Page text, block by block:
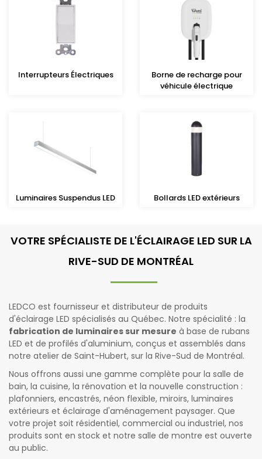
Interrupteurs Électriques
Borne de recharge pour
véhicule électrique
Luminaires Suspendus LED Bollards LED extérieurs
VOTRE SPÉCIALISTE DE L'ÉCLAIRAGE LED SUR LA
RIVE-SUD DE MONTRÉAL
LEDCO est fournisseur et distributeur de produits
d'éclairage LED spécialisés au Québec. Notre spécialité : la
fabrication de luminaires sur mesure à base de rubans
LED et de profilés d'aluminium, conçus et assemblés dans
notre atelier de Saint-Hubert, sur la Rive-Sud de Montréal.
Nous offrons aussi une gamme complète pour la salle de
bain, la cuisine, la rénovation et la nouvelle construction :
plafonniers, encastrés, néon flexible, miroirs, luminaires
extérieurs et éclairage d'aménagement paysager. Que
votre projet soit résidentiel, commercial ou industriel, nos
produits sont en stock et notre salle de montre est ouverte
au public.